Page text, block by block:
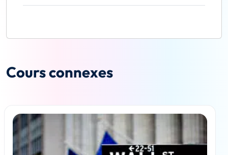
Cours connexes